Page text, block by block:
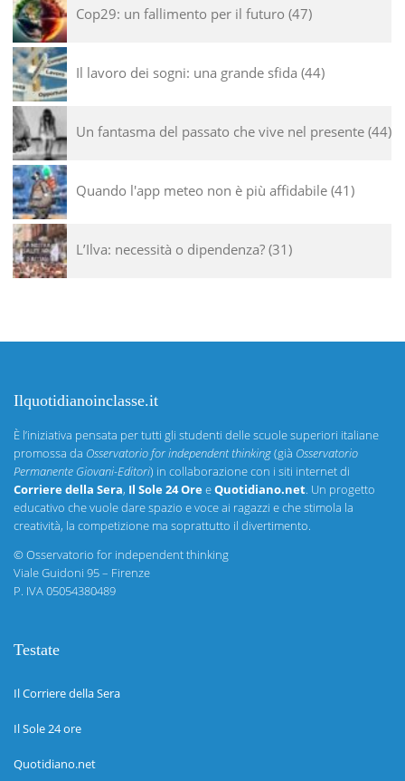
Cop29: un fallimento per il futuro 47
Il lavoro dei sogni: una grande sfida 44
Un fantasma del passato che vive nel presente 44
Quando l'app meteo non è più affidabile 41
L’Ilva: necessità o dipendenza? 31
Ilquotidianoinclasse.it
È l’iniziativa pensata per tutti gli studenti delle scuole superiori italiane
promossa da Osservatorio for independent thinking(già Osservatorio
Permanente Giovani-Editori) in collaborazione con i siti internet di
Corriere della Sera, Il Sole 24 OreeQuotidiano.net. Un progetto
educativo che vuole dare spazio e voce ai ragazzi e che stimola la
creatività, la competizione ma soprattutto il divertimento.
©Osservatorio for independent thinking
Viale Guidoni 95 – Firenze
P. IVA 05054380489
Testate
Il Corriere della Sera
Il Sole 24 ore
Quotidiano.net